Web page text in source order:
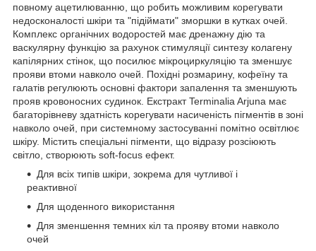
повному ацетилюванню, що робить можливим корегувати
недосконалості шкіри та "підіймати" зморшки в кутках очей.
Комплекс органічних водоростей має дренажну дію та
васкулярну функцію за рахунок стимуляції синтезу колагену
капілярних стінок, що посилює мікроциркуляцію та зменшує
прояви втоми навколо очей. Похідні розмарину, кофеїну та
галатів регулюють основні фактори запалення та зменшують
прояв кровоносних судинок. Екстракт Terminalia Arjuna має
багаторівневу здатність корегувати насиченість пігментів в зоні
навколо очей, при системному застосуванні помітно освітлює
шкіру. Містить спеціальні пігменти, що відразу розсіюють
світло, створюють soft-focus ефект.
Для всіх типів шкіри, зокрема для чутливої і
реактивної
Для щоденного використання
Для зменшення темних кіл та прояву втоми навколо
очей